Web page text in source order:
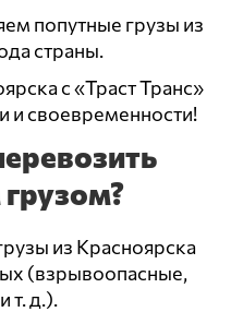
попутные грузы из
страны.
с «Траст Транс»
и своевременности!
из Красноярска
(взрывоопасные,
т. д.).